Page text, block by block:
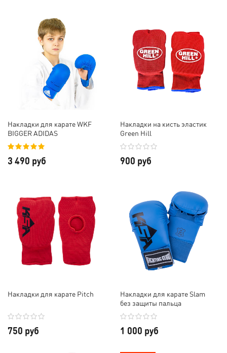
Накладки для карате WKF
BIGGER ADIDAS
3 490 руб
Накладки на кисть эластик
Green Hill
900 руб
Накладки для карате Pitch
750 руб
Накладки для карате Slam
без защиты пальца
1 000 руб